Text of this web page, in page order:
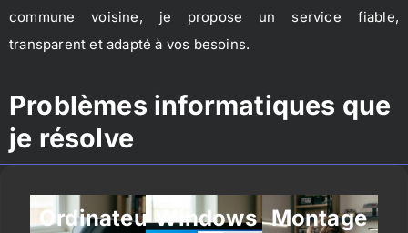
commune voisine, je propose un service fiable,
transparent et adapté à vos besoins.
Problèmes informatiques que
je résolve
OrdinateurWindows Montage